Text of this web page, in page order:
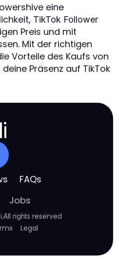
eine
TikTok Follower
Preis und mit
Mit der richtigen
Vorteile des Kaufs von
Präsenz auf TikTok
FAQs
Jobs
.All rights reserved
Legal